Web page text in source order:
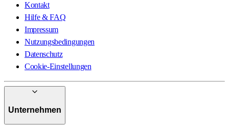
Kontakt
Hilfe & FAQ
Impressum
Nutzungsbedingungen
Datenschutz
Cookie-Einstellungen
Unternehmen